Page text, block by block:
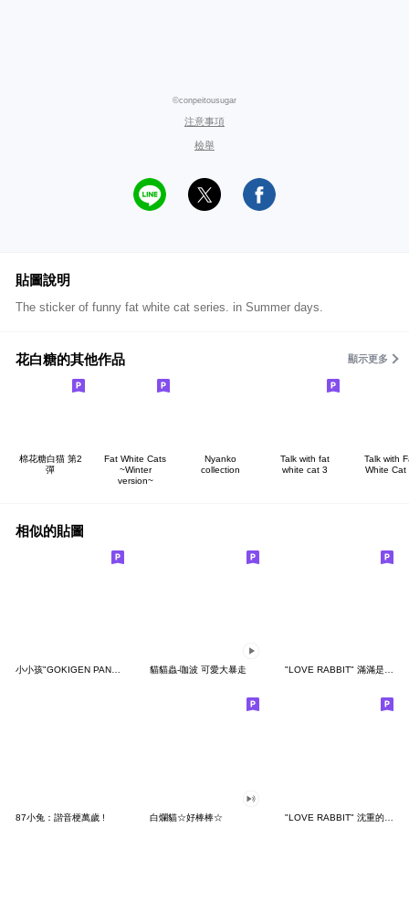
©conpeitousugar
注意事項
檢舉
貼圖說明
The sticker of funny fat white cat series. in Summer days.
花白糖的其他作品 顯示更多
棉花糖白猫 第2
彈
Fat White Cats
~Winter
version~
Nyanko
collection
Talk with fat
white cat 3
Talk with
White Cat
相似的貼圖
小小孩"GOKIGEN PANDA" 台灣版 貓貓蟲-咖波 可愛大暴走 "LOVE RABBIT" 滿滿是愛 台灣版
87小兔：諧音梗萬歲 ! 白爛貓☆好棒棒☆ "LOVE RABBIT" 沈重的愛 台灣版